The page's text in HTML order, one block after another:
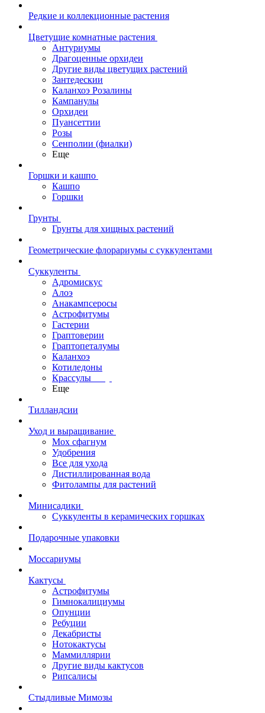
Редкие и коллекционные растения
Цветущие комнатные растения
Антуриумы
Драгоценные орхидеи
Другие виды цветущих растений
Зантедескии
Каланхоэ Розалины
Кампанулы
Орхидеи
Пуансеттии
Розы
Сенполии (фиалки)
Еще
Горшки и кашпо
Кашпо
Горшки
Грунты
Грунты для хищных растений
Геометрические флорариумы с суккулентами
Суккуленты
Адромискус
Алоэ
Анакампсеросы
Астрофитумы
Гастерии
Граптоверии
Граптопеталумы
Каланхоэ
Котиледоны
Крассулы
Еще
Тилландсии
Уход и выращивание
Мох сфагнум
Удобрения
Все для ухода
Дистиллированная вода
Фитолампы для растений
Минисадики
Суккуленты в керамических горшках
Подарочные упаковки
Моссариумы
Кактусы
Астрофитумы
Гимнокалициумы
Опунции
Ребуции
Декабристы
Нотокактусы
Маммиллярии
Другие виды кактусов
Рипсалисы
Стыдливые Мимозы